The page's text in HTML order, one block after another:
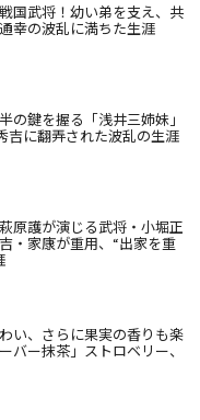
国武将！幼い弟を支え、共
幸の波乱に満ちた生涯
の鍵を握る「浅井三姉妹」
に翻弄された波乱の生涯
原護が演じる武将・小堀正
・家康が重用、“出家を重
い、さらに果実の香りも楽
バー抹茶」ストロベリー、